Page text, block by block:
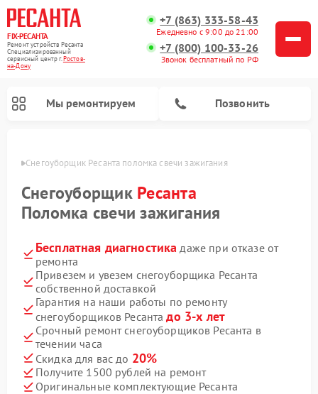
FIX-РЕСАНТА
Ремонт устройств Ресанта
Специализированный
cервисный центр г.Ростов-
на-Дону
+7 (863) 333-58-43
Ежедневно с 9:00 до 21:00
+7 (800) 100-33-26
Звонок бесплатный по РФ
Мы ремонтируем Позвонить
Снегоуборщик Ресанта поломка свечи зажигания
Снегоуборщик Ресанта
Поломка свечи зажигания
Бесплатная диагностика даже при отказе от
ремонта
Привезем и увезем снегоуборщика Ресанта
собственной доставкой
Гарантия на наши работы по ремонту
снегоуборщиков Ресантадо 3-х лет
Срочный ремонт снегоуборщиков Ресанта в
течении часа
Скидка для вас до 20%
Получите 1500 рублей на ремонт
Оригинальные комплектующие Ресанта